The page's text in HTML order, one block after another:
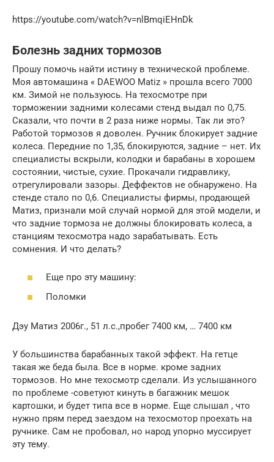
https://youtube.com/watch?v=nlBmqiEHnDk
Болезнь задних тормозов
Прошу помочь найти истину в технической проблеме.
Моя автомашина « DAEWOO Matiz » прошла всего 7000
км. Зимой не пользуюсь. На техосмотре при
торможении задними колесами стенд выдал по 0,75.
Сказали, что почти в 2 раза ниже нормы. Так ли это?
Работой тормозов я доволен. Ручник блокирует задние
колеса. Передние по 1,35, блокируются, задние – нет. Их
специалисты вскрыли, колодки и барабаны в хорошем
состоянии, чистые, сухие. Прокачали гидравлику,
отрегулировали зазоры. Деффектов не обнаружено. На
стенде стало по 0,6. Специалисты фирмы, продающей
Матиз, признали мой случай нормой для этой модели, и
что задние тормоза не должны блокировать колеса, а
станциям техосмотра надо зарабатывать. Есть
сомнения. И что делать?
Еще про эту машину:
Поломки
Дэу Матиз 2006г., 51 л.с.,пробег 7400 км, … 7400 км
У большинства барабанных такой эффект. На гетце
такая же беда была. Все в норме. кроме задних
тормозов. Но мне техосмотр сделали. Из услышанного
по проблеме -советуют кинуть в багажник мешок
картошки, и будет типа все в норме. Еще слышал , что
нужно прям перед заездом на техосмотор проехать на
ручнике. Сам не пробовал, но народ упорно муссирует
эту тему.